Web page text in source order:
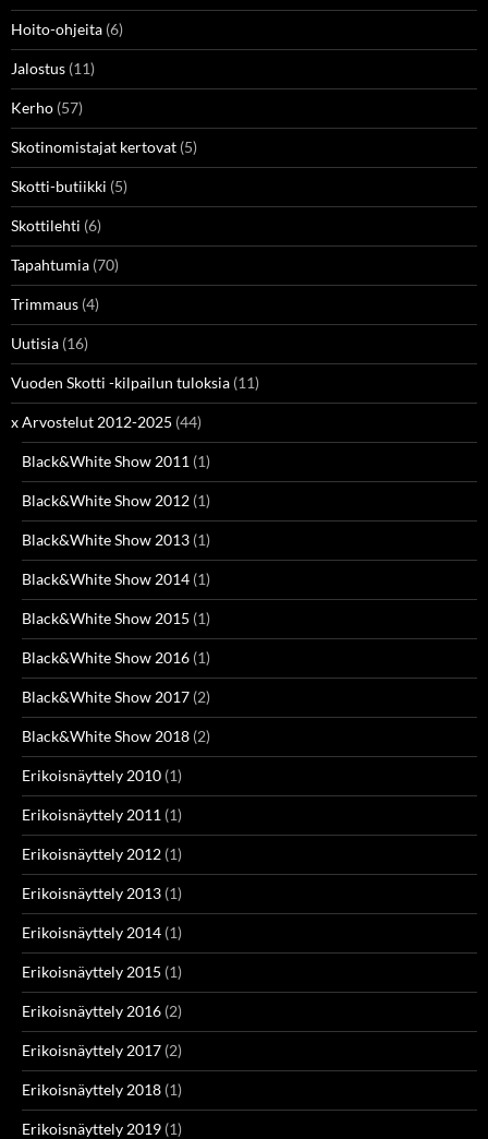
Hoito-ohjeita (6)
Jalostus (11)
Kerho (57)
Skotinomistajat kertovat (5)
Skotti-butiikki (5)
Skottilehti (6)
Tapahtumia (70)
Trimmaus (4)
Uutisia (16)
Vuoden Skotti -kilpailun tuloksia (11)
x Arvostelut 2012-2025 (44)
Black&White Show 2011 (1)
Black&White Show 2012 (1)
Black&White Show 2013 (1)
Black&White Show 2014 (1)
Black&White Show 2015 (1)
Black&White Show 2016 (1)
Black&White Show 2017 (2)
Black&White Show 2018 (2)
Erikoisnäyttely 2010 (1)
Erikoisnäyttely 2011 (1)
Erikoisnäyttely 2012 (1)
Erikoisnäyttely 2013 (1)
Erikoisnäyttely 2014 (1)
Erikoisnäyttely 2015 (1)
Erikoisnäyttely 2016 (2)
Erikoisnäyttely 2017 (2)
Erikoisnäyttely 2018 (1)
Erikoisnäyttely 2019 (1)